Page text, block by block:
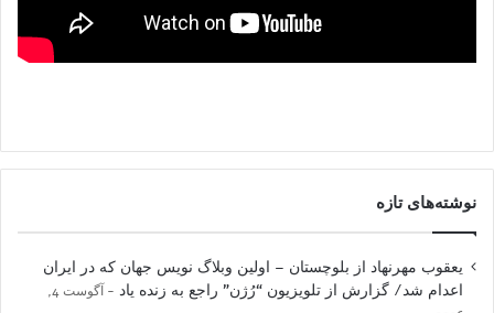
نوشته‌های تازه
یعقوب مهرنهاد از بلوچستان – اولین وبلاگ نویس جهان که در ایران
اعدام شد/ گزارش از تلویزیون “رُژن” راجع به زنده یاد
آگوست 4,